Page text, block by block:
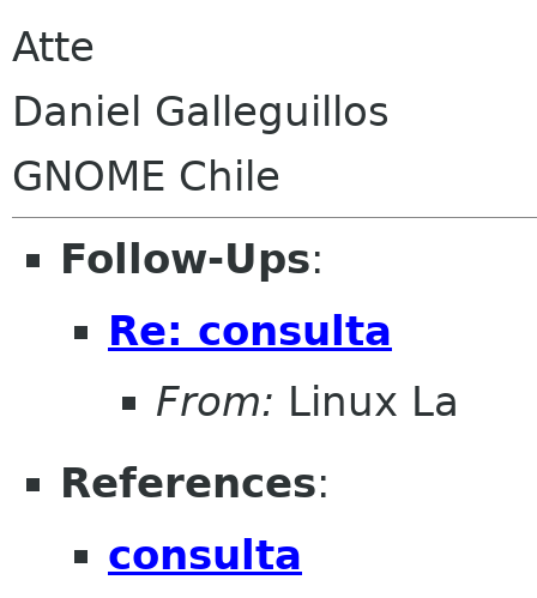
Atte
Daniel Galleguillos
GNOME Chile
Follow-Ups:
Re: consulta
From: Linux La
References:
consulta